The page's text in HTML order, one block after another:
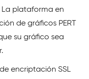
plataforma en
de gráficos PERT
su gráfico sea
encriptación SSL